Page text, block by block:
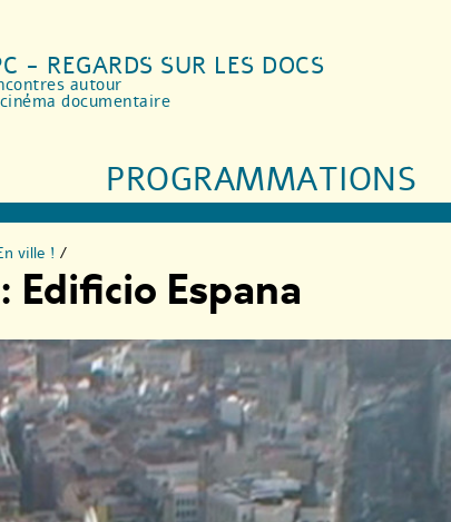
- REGARDS SUR LES DOCS
autour
documentaire
PROGRAMMATIONS
ville ! /
Edificio Espana